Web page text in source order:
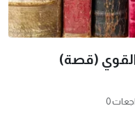
(قصة)